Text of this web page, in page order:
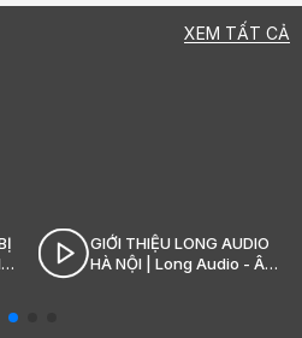
XEM TẤT CẢ
GIỚI THIỆU LONG AUDIO
HÀ NỘI | Long Audio - Âm